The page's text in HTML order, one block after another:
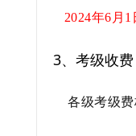
2024年6月1
3、考级收费
各级考级费